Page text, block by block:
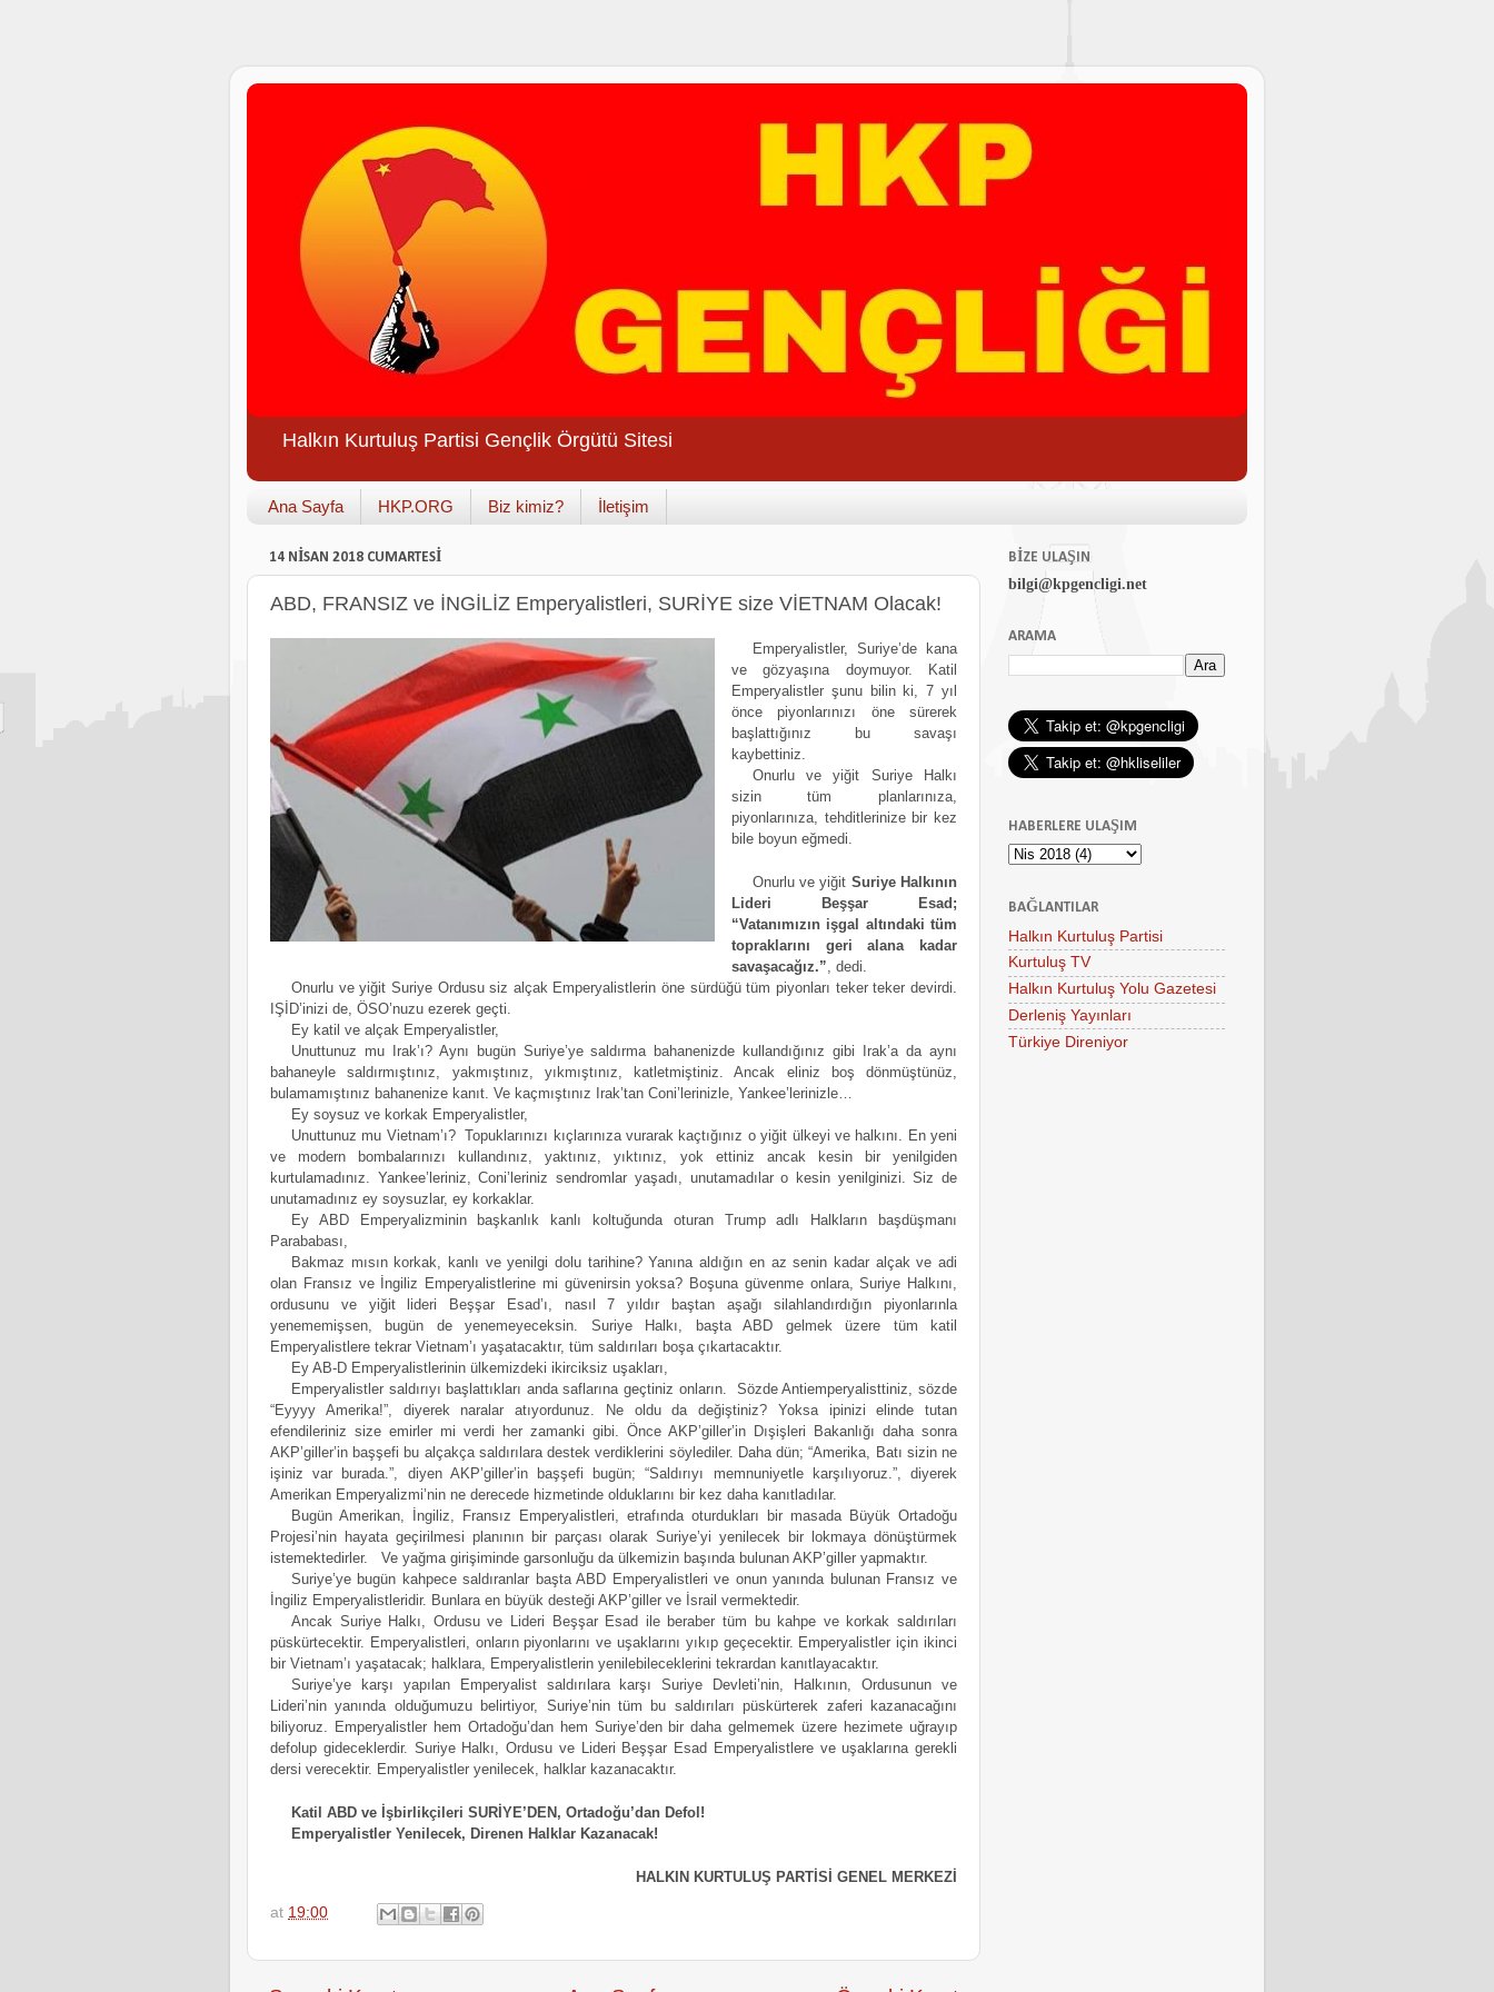
Halkın Kurtuluş Partisi Gençlik Örgütü Sitesi
Ana Sayfa HKP.ORG Biz kimiz? İletişim
14 NISAN 2018 CUMARTESI
ABD, FRANSIZ ve İNGİLİZ Emperyalistleri, SURİYE size VİETNAM Olacak!
Emperyalistler, Suriye’de kana
ve gözyaşına doymuyor. Katil
Emperyalistler şunu bilin ki, 7 yıl
önce piyonlarınızı öne sürerek
başlattığınız bu savaşı
kaybettiniz.
Onurlu ve yiğit Suriye Halkı
sizin tüm planlarınıza,
piyonlarınıza, tehditlerinize bir kez
bile boyun eğmedi.
Onurlu ve yiğit Suriye Halkının
Lideri Beşşar Esad;
“Vatanımızın işgal altındaki tüm
topraklarını geri alana kadar
savaşacağız.”, dedi.
Onurlu ve yiğit Suriye Ordusu siz alçak Emperyalistlerin öne sürdüğü tüm piyonları teker teker devirdi.
IŞİD’inizi de, ÖSO’nuzu ezerek geçti.
Ey katil ve alçak Emperyalistler,
Unuttunuz mu Irak’ı? Aynı bugün Suriye’ye saldırma bahanenizde kullandığınız gibi Irak’a da aynı
bahaneyle saldırmıştınız, yakmıştınız, yıkmıştınız, katletmiştiniz. Ancak eliniz boş dönmüştünüz,
bulamamıştınız bahanenize kanıt. Ve kaçmıştınız Irak’tan Coni’lerinizle, Yankee’lerinizle…
Ey soysuz ve korkak Emperyalistler,
Unuttunuz mu Vietnam’ı? Topuklarınızı kıçlarınıza vurarak kaçtığınız o yiğit ülkeyi ve halkını. En yeni
ve modern bombalarınızı kullandınız, yaktınız, yıktınız, yok ettiniz ancak kesin bir yenilgiden
kurtulamadınız. Yankee’leriniz, Coni’leriniz sendromlar yaşadı, unutamadılar o kesin yenilginizi. Siz de
unutamadınız ey soysuzlar, ey korkaklar.
Ey ABD Emperyalizminin başkanlık kanlı koltuğunda oturan Trump adlı Halkların başdüşmanı
Parababası,
Bakmaz mısın korkak, kanlı ve yenilgi dolu tarihine? Yanına aldığın en az senin kadar alçak ve adi
olan Fransız ve İngiliz Emperyalistlerine mi güvenirsin yoksa? Boşuna güvenme onlara, Suriye Halkını,
ordusunu ve yiğit lideri Beşşar Esad’ı, nasıl 7 yıldır baştan aşağı silahlandırdığın piyonlarınla
yenememişsen, bugün de yenemeyeceksin. Suriye Halkı, başta ABD gelmek üzere tüm katil
Emperyalistlere tekrar Vietnam’ı yaşatacaktır, tüm saldırıları boşa çıkartacaktır.
Ey AB-D Emperyalistlerinin ülkemizdeki ikirciksiz uşakları,
Emperyalistler saldırıyı başlattıkları anda saflarına geçtiniz onların.  Sözde Antiemperyalisttiniz, sözde
“Eyyyy Amerika!”, diyerek naralar atıyordunuz. Ne oldu da değiştiniz? Yoksa ipinizi elinde tutan
efendileriniz size emirler mi verdi her zamanki gibi. Önce AKP’giller’in Dışişleri Bakanlığı daha sonra
AKP’giller’in başşefi bu alçakça saldırılara destek verdiklerini söylediler. Daha dün; “Amerika, Batı sizin ne
işiniz var burada.”, diyen AKP’giller’in başşefi bugün; “Saldırıyı memnuniyetle karşılıyoruz.”, diyerek
Amerikan Emperyalizmi’nin ne derecede hizmetinde olduklarını bir kez daha kanıtladılar.
Bugün Amerikan, İngiliz, Fransız Emperyalistleri, etrafında oturdukları bir masada Büyük Ortadoğu
Projesi’nin hayata geçirilmesi planının bir parçası olarak Suriye’yi yenilecek bir lokmaya dönüştürmek
istemektedirler.   Ve yağma girişiminde garsonluğu da ülkemizin başında bulunan AKP’giller yapmaktır.
Suriye’ye bugün kahpece saldıranlar başta ABD Emperyalistleri ve onun yanında bulunan Fransız ve
İngiliz Emperyalistleridir. Bunlara en büyük desteği AKP’giller ve İsrail vermektedir.
Ancak Suriye Halkı, Ordusu ve Lideri Beşşar Esad ile beraber tüm bu kahpe ve korkak saldırıları
püskürtecektir. Emperyalistleri, onların piyonlarını ve uşaklarını yıkıp geçecektir. Emperyalistler için ikinci
bir Vietnam’ı yaşatacak; halklara, Emperyalistlerin yenilebileceklerini tekrardan kanıtlayacaktır.
Suriye’ye karşı yapılan Emperyalist saldırılara karşı Suriye Devleti’nin, Halkının, Ordusunun ve
Lideri’nin yanında olduğumuzu belirtiyor, Suriye’nin tüm bu saldırıları püskürterek zaferi kazanacağını
biliyoruz. Emperyalistler hem Ortadoğu’dan hem Suriye’den bir daha gelmemek üzere hezimete uğrayıp
defolup gideceklerdir. Suriye Halkı, Ordusu ve Lideri Beşşar Esad Emperyalistlere ve uşaklarına gerekli
dersi verecektir. Emperyalistler yenilecek, halklar kazanacaktır.
Katil ABD ve İşbirlikçileri SURİYE’DEN, Ortadoğu’dan Defol!
Emperyalistler Yenilecek, Direnen Halklar Kazanacak!
HALKIN KURTULUŞ PARTİSİ GENEL MERKEZİ
at 19:00
BIZE ULAŞIN
bilgi@kpgencligi.net
ARAMA
HABERLERE ULAŞIM
BAĞLANTILAR
Halkın Kurtuluş Partisi
Kurtuluş TV
Halkın Kurtuluş Yolu Gazetesi
Derleniş Yayınları
Türkiye Direniyor